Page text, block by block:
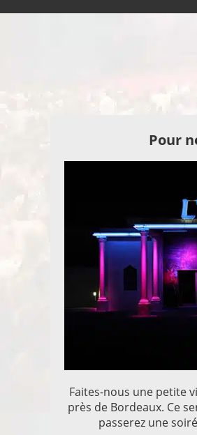
Pour
Faites-nous une petite
près de Bordeaux. Ce
passerez une